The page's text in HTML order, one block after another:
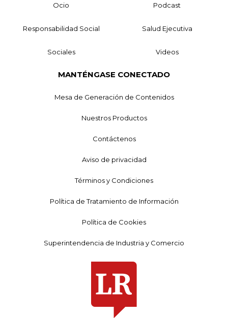
Ocio Podcast
Responsabilidad Social Salud Ejecutiva
Sociales Videos
MANTÉNGASE CONECTADO
Mesa de Generación de Contenidos
Nuestros Productos
Contáctenos
Aviso de privacidad
Términos y Condiciones
Política de Tratamiento de Información
Política de Cookies
Superintendencia de Industria y Comercio